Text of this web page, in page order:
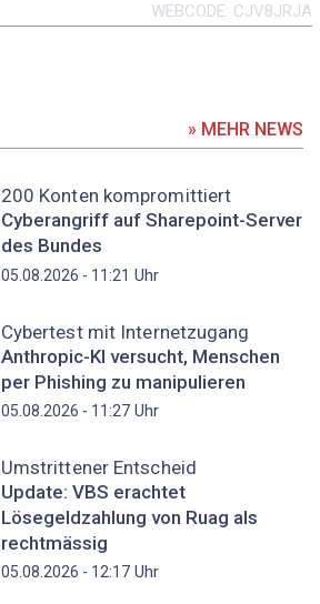
WEBCODE CJV8JRJA
» MEHR NEWS
200 Konten kompromittiert
Cyberangriff auf Sharepoint-Server
des Bundes
05.08.2026 - 11:21 Uhr
Cybertest mit Internetzugang
Anthropic-KI versucht, Menschen
per Phishing zu manipulieren
05.08.2026 - 11:27Uhr
Umstrittener Entscheid
Update: VBS erachtet
Lösegeldzahlung von Ruag als
rechtmässig
05.08.2026 - 12:17Uhr